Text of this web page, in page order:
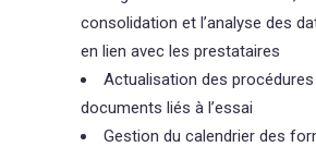
consolidation et l’analyse des
en lien avec les prestataires
Actualisation des
documents liés à l’essai
Gestion du calendrier des